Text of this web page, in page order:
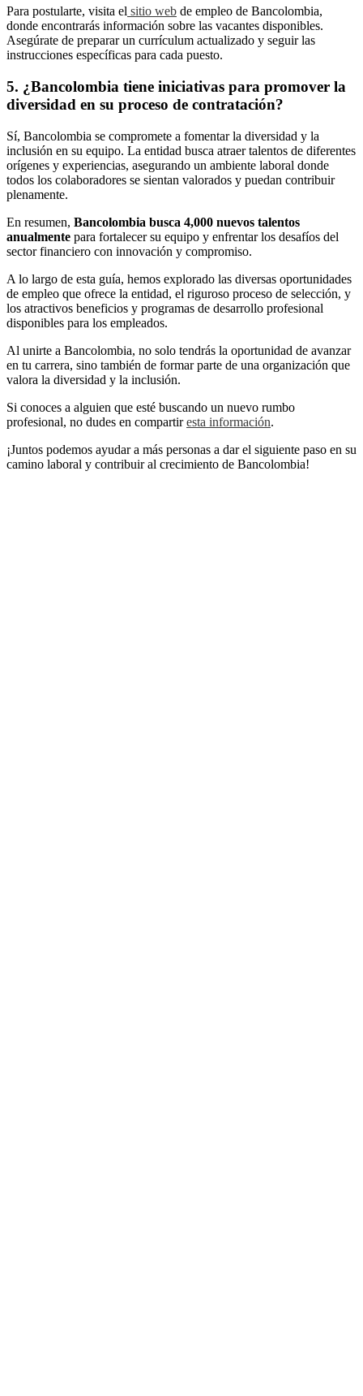
Para postularte, visita el sitio web de empleo de Bancolombia,
donde encontrarás información sobre las vacantes disponibles.
Asegúrate de preparar un currículum actualizado y seguir las
instrucciones específicas para cada puesto.
5. ¿Bancolombia tiene iniciativas para promover la
diversidad en su proceso de contratación?
Sí, Bancolombia se compromete a fomentar la diversidad y la
inclusión en su equipo. La entidad busca atraer talentos de diferentes
orígenes y experiencias, asegurando un ambiente laboral donde
todos los colaboradores se sientan valorados y puedan contribuir
plenamente.
En resumen, Bancolombia busca 4,000 nuevos talentos
anualmente para fortalecer su equipo y enfrentar los desafíos del
sector financiero con innovación y compromiso.
A lo largo de esta guía, hemos explorado las diversas oportunidades
de empleo que ofrece la entidad, el riguroso proceso de selección, y
los atractivos beneficios y programas de desarrollo profesional
disponibles para los empleados.
Al unirte a Bancolombia, no solo tendrás la oportunidad de avanzar
en tu carrera, sino también de formar parte de una organización que
valora la diversidad y la inclusión.
Si conoces a alguien que esté buscando un nuevo rumbo
profesional, no dudes en compartiresta información.
¡Juntos podemos ayudar a más personas a dar el siguiente paso en su
camino laboral y contribuir al crecimiento de Bancolombia!